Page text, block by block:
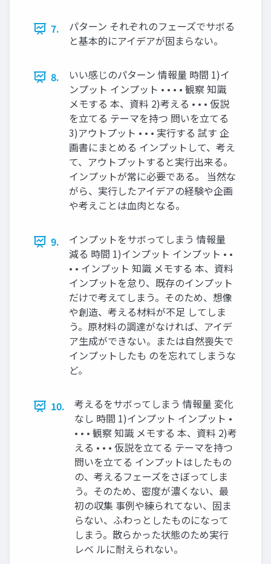
7.
パターン それぞれのフェーズでサボる
と基本的にアイデアが固まらない。
8.
いい感じのパターン 情報量 時間 1)イ
ンプット インプット • • • • 観察 知識
メモする 本、資料 2)考える • • • 仮説
を立てる テーマを持つ 問いを立てる
3)アウトプット • • • 実行する 試す 企
画書にまとめる インプットして、考え
て、アウトプットすると実行出来る。
インプットが常に必要である。 当然な
がら、実行したアイデアの経験や企画
や考えことは血肉となる。
9.
インプットをサボってしまう 情報量
減る 時間 1)インプット インプット • •
• • インプット 知識 メモする 本、資料
インプットを怠り、既存のインプット
だけで考えてしまう。そのため、想像
や創造、考える材料が不足 してしま
う。原材料の調達がなければ、アイデ
ア生成ができない。または自然喪失で
インプットしたも のを忘れてしまうな
ど。
10.
考えるをサボってしまう 情報量 変化
なし 時間 1)インプット インプット •
• • • 観察 知識 メモする 本、資料 2)考
える • • • 仮説を立てる テーマを持つ
問いを立てる インプットはしたもの
の、考えるフェーズをさぼってしま
う。そのため、密度が濃くない、最
初の収集 事例や練られてない、固ま
らない、ふわっとしたものになって
しまう。散らかった状態のため実行
レベ ルに耐えられない。